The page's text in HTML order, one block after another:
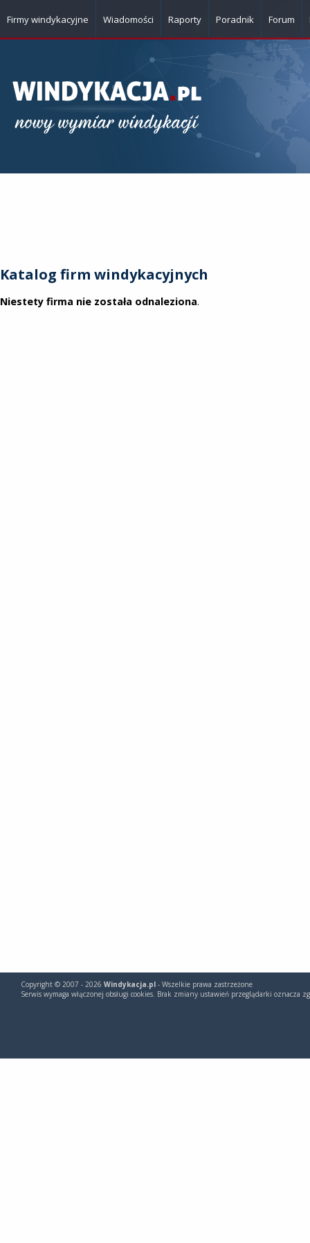
Firmy windykacyjne Wiadomości Raporty Poradnik Forum
Katalog firm windykacyjnych
Niestety firma nie została odnaleziona.
Copyright © 2007 - 2026 Windykacja.pl - Wszelkie prawa zastrzeżone
Serwis wymaga włączonej obsługi cookies. Brak zmiany ustawień przeglądarki oznacza